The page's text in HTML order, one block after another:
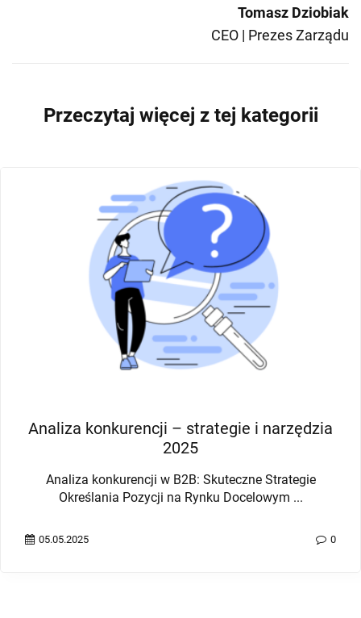
Tomasz Dziobiak
CEO | Prezes Zarządu
Przeczytaj więcej z tej kategorii
Analiza konkurencji – strategie i narzędzia
2025
Analiza konkurencji w B2B: Skuteczne Strategie
Określania Pozycji na Rynku Docelowym ...
05.05.2025 0
STRATEGIA MARKETINGOWA ANALIZA RYNKU
SEGMENTACJA KLIENTÓW MARKETING B2B